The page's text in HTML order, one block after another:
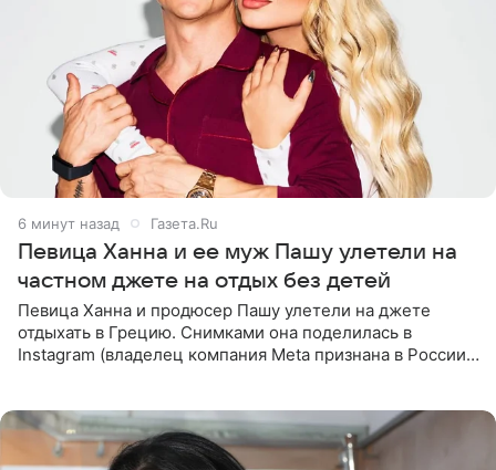
6 минут назад Газета.Ru
Певица Ханна и ее муж Пашу улетели на
частном джете на отдых без детей
Певица Ханна и продюсер Пашу улетели на джете
отдыхать в Грецию. Снимками она поделилась в
Instagram (владелец компания Meta признана в России